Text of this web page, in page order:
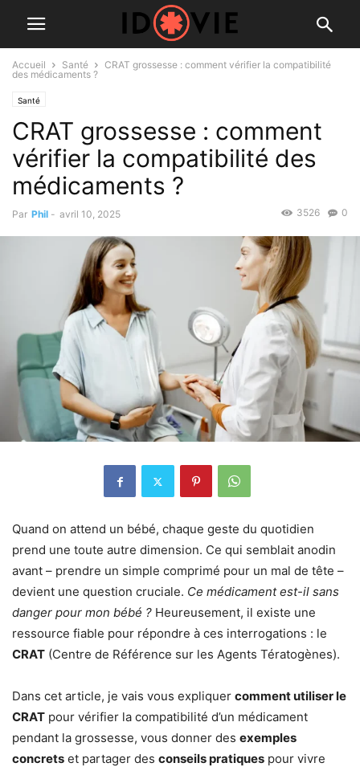
Accueil Santé
CRAT grossesse : comment vérifier la compatibilité
des médicaments ?
Santé
CRAT grossesse : comment
vérifier la compatibilité des
médicaments ?
Par Phil - avril 10, 2025 0
3526
Quand on attend un bébé, chaque geste du quotidien
prend une toute autre dimension. Ce qui semblait anodin
avant – prendre un simple comprimé pour un mal de tête –
devient une question cruciale. Ce médicament est-il sans
danger pour mon bébé ? Heureusement, il existe une
ressource fiable pour répondre à ces interrogations : le
CRAT (Centre de Référence sur les Agents Tératogènes).
Dans cet article, je vais vous expliquer comment utiliser le
CRAT pour vérifier la compatibilité d’un médicament
pendant la grossesse, vous donner des exemples
concrets et partager des conseils pratiques pour vivre